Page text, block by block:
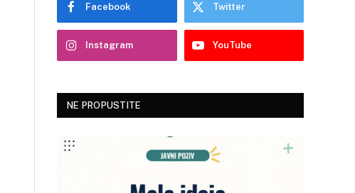
Facebook Twitter
Instagram YouTube
NE PROPUSTITE